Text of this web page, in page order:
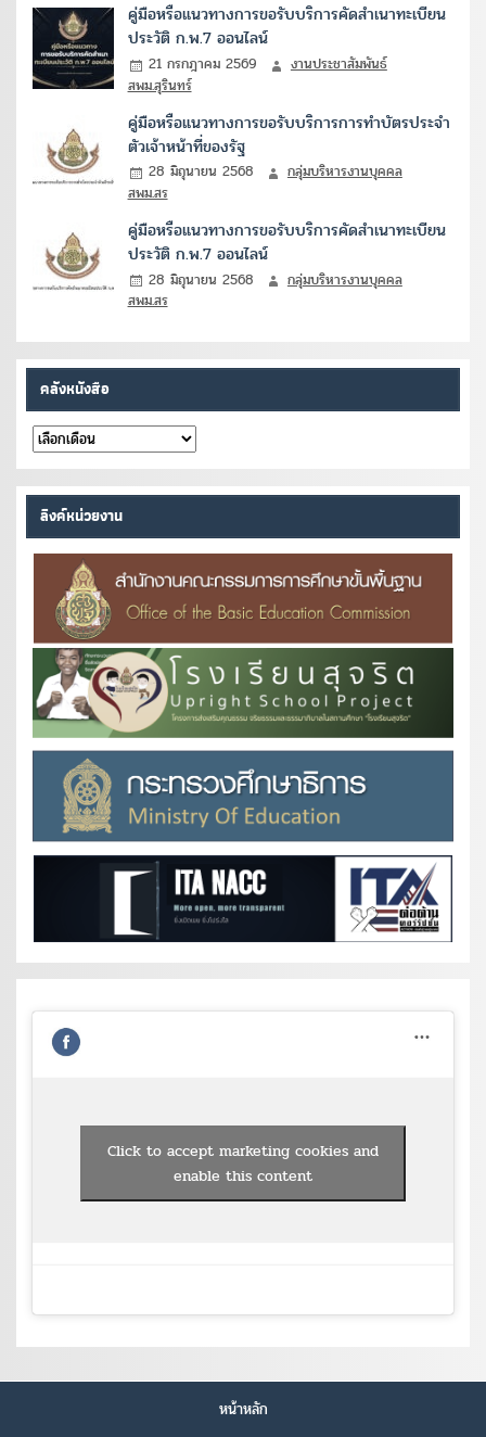
คู่มือหรือแนวทางการขอรับบริการคัดสำเนาทะเบียน
ประวัติ ก.พ.7 ออนไลน์
21 กรกฎาคม 2569
งานประชาสัมพันธ์
สพม.สุรินทร์
คู่มือหรือแนวทางการขอรับบริการการทำบัตรประจำ
ตัวเจ้าหน้าที่ของรัฐ
28 มิถุนายน 2568
กลุ่มบริหารงานบุคคล
สพม.สร
คู่มือหรือแนวทางการขอรับบริการคัดสำเนาทะเบียน
ประวัติ ก.พ.7 ออนไลน์
28 มิถุนายน 2568
กลุ่มบริหารงานบุคคล
สพม.สร
คลังหนังสือ
คลัง
หนังสือ
ลิงค์หน่วยงาน
Click to accept marketing cookies and
enable this content
หน้าหลัก